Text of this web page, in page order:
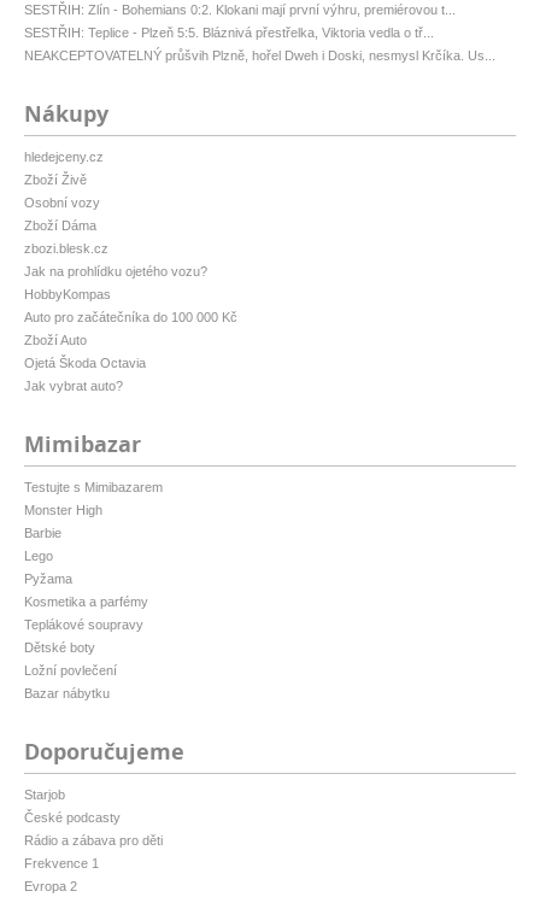
SESTŘIH: Zlín - Bohemians 0:2. Klokani mají první výhru, premiérovou t...
SESTŘIH: Teplice - Plzeň 5:5. Bláznivá přestřelka, Viktoria vedla o tř...
NEAKCEPTOVATELNÝ průšvih Plzně, hořel Dweh i Doski, nesmysl Krčíka. Us...
Nákupy
hledejceny.cz
Zboží Živě
Osobní vozy
Zboží Dáma
zbozi.blesk.cz
Jak na prohlídku ojetého vozu?
HobbyKompas
Auto pro začátečníka do 100 000 Kč
Zboží Auto
Ojetá Škoda Octavia
Jak vybrat auto?
Mimibazar
Testujte s Mimibazarem
Monster High
Barbie
Lego
Pyžama
Kosmetika a parfémy
Teplákové soupravy
Dětské boty
Ložní povlečení
Bazar nábytku
Doporučujeme
Starjob
České podcasty
Rádio a zábava pro děti
Frekvence 1
Evropa 2